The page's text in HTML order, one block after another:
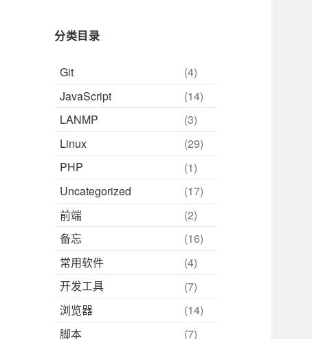
分类目录
Git
(4)
JavaScript
(14)
LANMP
(3)
Linux
(29)
PHP
(1)
Uncategorized
(17)
前端
(2)
备忘
(16)
常用软件
(4)
开发工具
(7)
浏览器
(14)
脚本
(7)